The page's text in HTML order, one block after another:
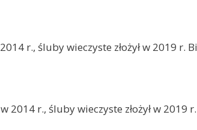
r., śluby wieczyste złożył w 2019
2014 r., śluby wieczyste złożył w